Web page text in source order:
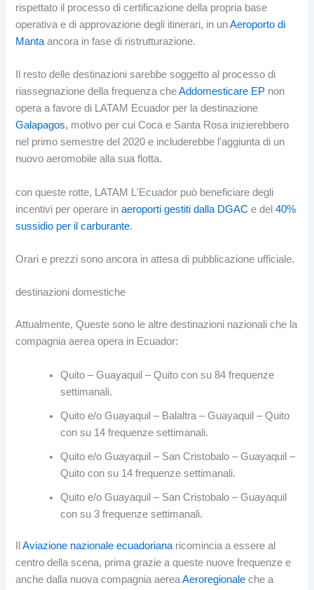
rispettato il processo di certificazione della propria base
operativa e di approvazione degli itinerari, in unAeroporto di
Manta ancora in fase di ristrutturazione.
Il resto delle destinazioni sarebbe soggetto al processo di
riassegnazione della frequenza cheAddomesticare EP non
opera a favore di LATAM Ecuador per la destinazione
Galapagos, motivo per cui Coca e Santa Rosa inizierebbero
nel primo semestre del 2020 e includerebbe l'aggiunta di un
nuovo aeromobile alla sua flotta.
con queste rotte, LATAM L'Ecuador può beneficiare degli
incentivi per operare inaeroporti gestiti dalla DGAC e del40%
sussidio per il carburante.
Orari e prezzi sono ancora in attesa di pubblicazione ufficiale.
destinazioni domestiche
Attualmente, Queste sono le altre destinazioni nazionali che la
compagnia aerea opera in Ecuador:
Quito – Guayaquil – Quito con su 84 frequenze
settimanali.
Quito e/o Guayaquil – Balaltra – Guayaquil – Quito
con su 14 frequenze settimanali.
Quito e/o Guayaquil – San Cristobalo – Guayaquil –
Quito con su 14 frequenze settimanali.
Quito e/o Guayaquil – San Cristobalo – Guayaquil
con su 3 frequenze settimanali.
IlAviazione nazionale ecuadorianaricomincia a essere al
centro della scena, prima grazie a queste nuove frequenze e
anche dalla nuova compagnia aereaAeroregionale che a